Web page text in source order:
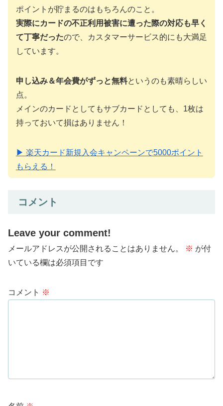
ポイントが貯まるのはもちろんのこと。
実際にカードの不正利用被害に遭った際の対応も早く
て丁寧だったので、カスタマーサービス的にも大満足
しています。
申し込み＆年会費がずっと無料というのも素晴らしい
点。
メインのカードとしてもサブカードとしても、1枚は
持っておいて損はありません！
▶ 楽天カード新規入会キャンペーンで5000ポイント
もらえる！
コメント
Leave your comment!
メールアドレスが公開されることはありません。 ※ が付
いている欄は必須項目です
コメント ※